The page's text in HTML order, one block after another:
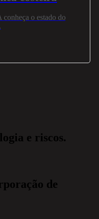
o estado do
e riscos.
de